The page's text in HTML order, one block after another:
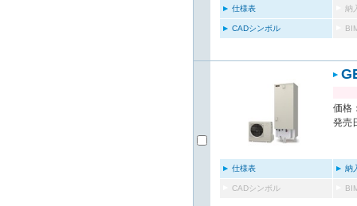
仕様表 納
CADシンボル
価格
発売
仕様表 納
CADシンボル